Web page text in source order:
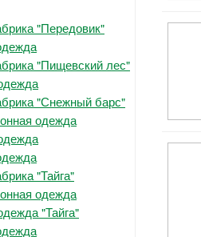
"Передовик"
"Пищевский лес"
"Снежный барс"
одежда
"Тайга"
одежда
"Тайга"